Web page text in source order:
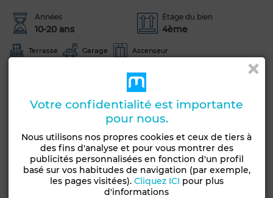
Années
10-20 ans
Étage du bien
4ème
Terrasse Garage Ascenseur
Double vitrage
Cuisine équipée Internet
Voir plus de photos
Votre confidentialité est importante
pour nous.
Nous utilisons nos propres cookies et ceux de tiers à
des fins d'analyse et pour vous montrer des
publicités personnalisées en fonction d'un profil
basé sur vos habitudes de navigation (par exemple,
les pages visitées). Cliquez ICI pour plus
d'informations